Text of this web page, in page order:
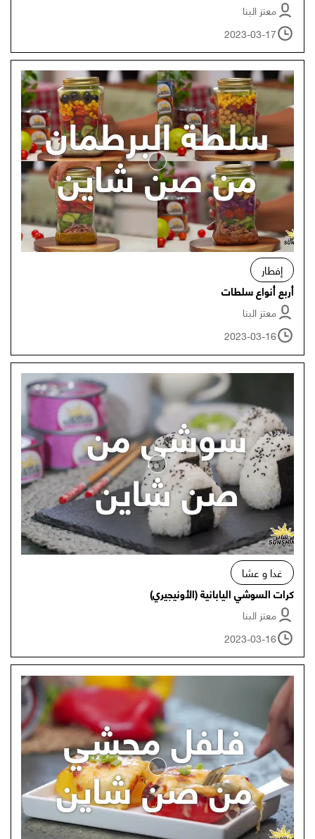
معتز البنا
2023-03-17
إفطار
أربع أنواع سلطات
معتز البنا
2023-03-16
غدا و عشا
كرات السوشي اليابانية (الأونيجيري)
معتز البنا
2023-03-16